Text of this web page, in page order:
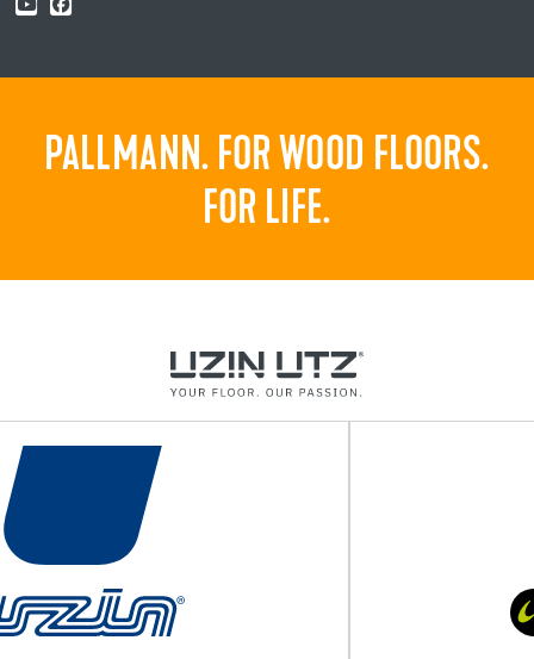
PALLMANN. FOR WOOD FLOORS.
FOR LIFE.